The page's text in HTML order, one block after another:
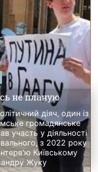
не планую
діяч, один із
громадянське
участь у діяльності
з 2022 року
Київському
Жуку